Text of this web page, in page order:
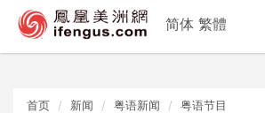
首页 新闻 粤语新闻 粤语节目
简体 繁體